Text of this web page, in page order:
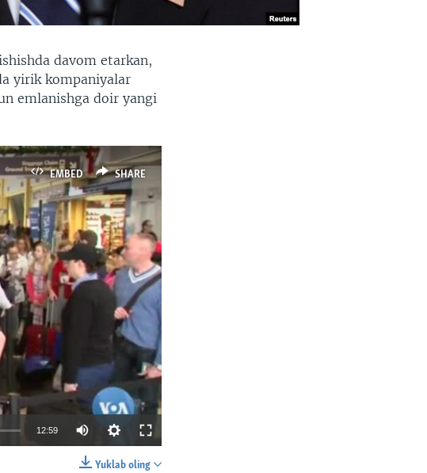
davom etarkan,
yirik kompaniyalar
emlanishga doir yangi
EMBED SHARE
12:59
Yuklab oling